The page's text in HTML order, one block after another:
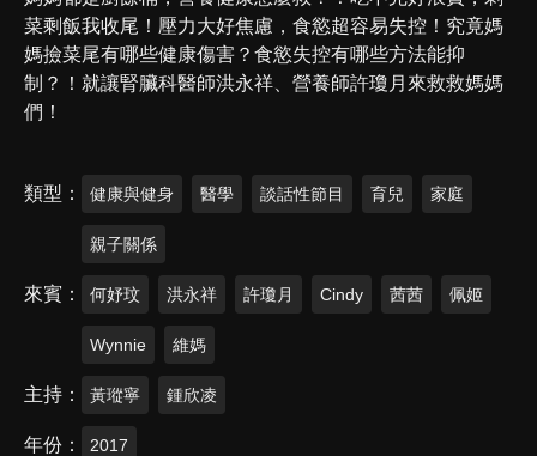
菜剩飯我收尾！壓力大好焦慮，食慾超容易失控！究竟媽
媽撿菜尾有哪些健康傷害？食慾失控有哪些方法能抑
制？！就讓腎臟科醫師洪永祥、營養師許瓊月來救救媽媽
們！
類型 健康與健身 醫學 談話性節目 育兒 家庭
親子關係
來賓 何妤玟 洪永祥 許瓊月 Cindy 茜茜 佩姬
Wynnie 維媽
主持 黃瑽寧 鍾欣凌
年份 2017